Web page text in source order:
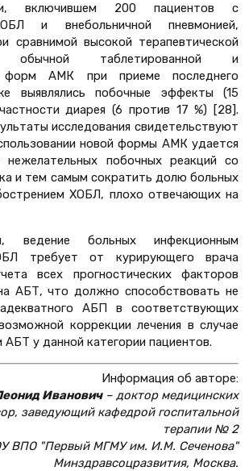
включившем 200 пациентов с
и внебольничной пневмонией,
сравнимой высокой терапевтической
обычной таблетированной и
форм АМК при приеме последнего
выявлялись побочные эффекты (15
диарея (6 против 17 %) [28].
исследования свидетельствуют
новой формы АМК удается
нежелательных побочных реакций со
и тем самым сократить долю больных
ХОБЛ, плохо отвечающих на
ведение больных инфекционным
требует от курирующего врача
всех прогностических факторов
АБТ, что должно способствовать не
АБП в соответствующих
коррекции лечения в случае
у данной категории пациентов.
Информация об авторе:
Иванович– доктор медицинских
заведующий кафедрой госпитальной
терапии № 2
ВПО "Первый МГМУ им. И.М. Сеченова"
Минздравсоцразвития, Москва.